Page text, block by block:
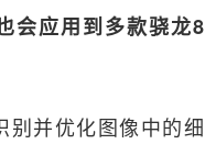
会应用到多款骁龙8
别并优化图像中的细